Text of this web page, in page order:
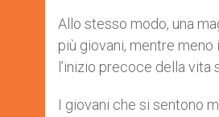
Allo stesso modo, una
più giovani, mentre
l’inizio precoce della vita
I giovani che si sentono